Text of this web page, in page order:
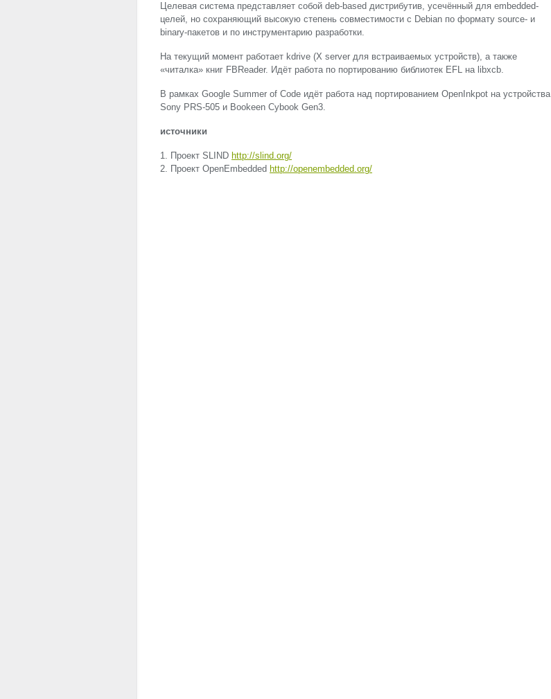
Целевая система представляет собой deb-based дистрибутив, усечённый для embedded-
целей, но сохраняющий высокую степень совместимости с Debian по формату source- и
binary-пакетов и по инструментарию разработки.
На текущий момент работает kdrive (X server для встраиваемых устройств), а также
«читалка» книг FBReader. Идёт работа по портированию библиотек EFL на libxcb.
В рамках Google Summer of Code идёт работа над портированием OpenInkpot на устройства
Sony PRS-505 и Bookeen Cybook Gen3.
источники
1. Проект SLIND http://slind.org/
2. Проект OpenEmbedded http://openembedded.org/